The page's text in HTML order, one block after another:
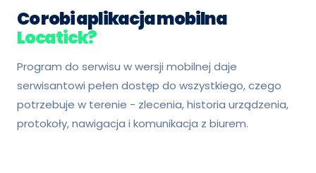
Co robi aplikacja mobilna
Locatick?
Program do serwisu w wersji mobilnej daje
serwisantowi pełen dostęp do wszystkiego, czego
potrzebuje w terenie - zlecenia, historia urządzenia,
protokoły, nawigacja i komunikacja z biurem.